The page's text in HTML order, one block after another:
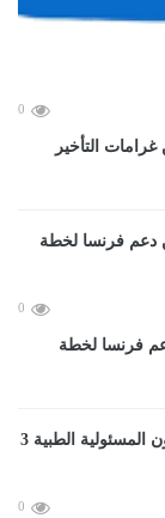
0
بالإعفاء بنسبة ٧٠% من غرامات التأخير
0
فرنسا لخطة
0